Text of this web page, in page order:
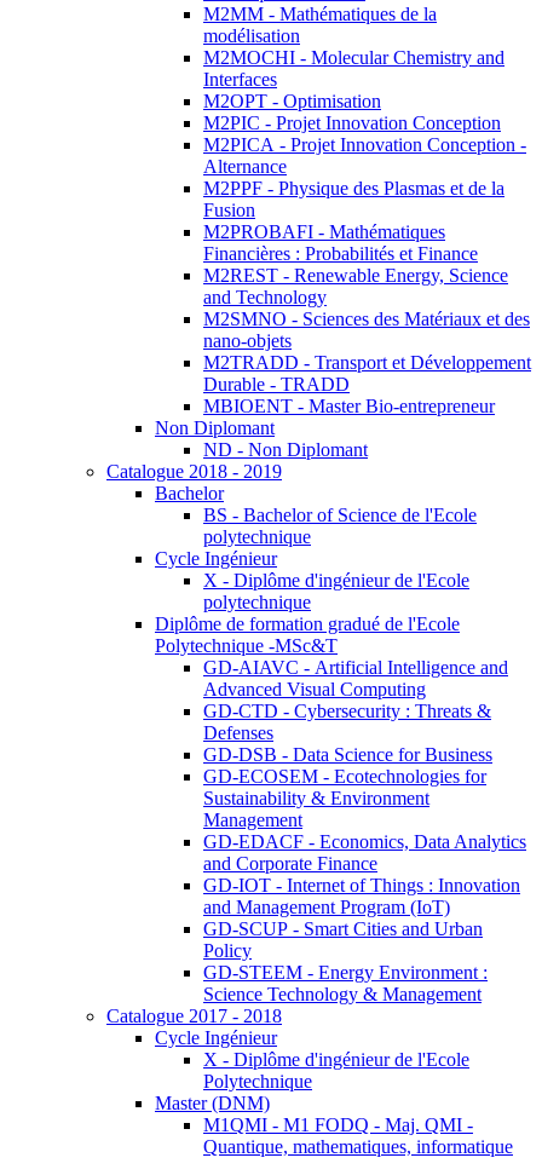
M2MM - Mathématiques de la
modélisation
M2MOCHI - Molecular Chemistry and
Interfaces
M2OPT - Optimisation
M2PIC - Projet Innovation Conception
M2PICA - Projet Innovation Conception -
Alternance
M2PPF - Physique des Plasmas et de la
Fusion
M2PROBAFI - Mathématiques
Financières : Probabilités et Finance
M2REST - Renewable Energy, Science
and Technology
M2SMNO - Sciences des Matériaux et des
nano-objets
M2TRADD - Transport et Développement
Durable - TRADD
MBIOENT - Master Bio-entrepreneur
Non Diplomant
ND - Non Diplomant
Catalogue 2018 - 2019
Bachelor
BS - Bachelor of Science de l'Ecole
polytechnique
Cycle Ingénieur
X - Diplôme d'ingénieur de l'Ecole
polytechnique
Diplôme de formation gradué de l'Ecole
Polytechnique -MSc&T
GD-AIAVC - Artificial Intelligence and
Advanced Visual Computing
GD-CTD - Cybersecurity : Threats &
Defenses
GD-DSB - Data Science for Business
GD-ECOSEM - Ecotechnologies for
Sustainability & Environment
Management
GD-EDACF - Economics, Data Analytics
and Corporate Finance
GD-IOT - Internet of Things : Innovation
and Management Program (IoT)
GD-SCUP - Smart Cities and Urban
Policy
GD-STEEM - Energy Environment :
Science Technology & Management
Catalogue 2017 - 2018
Cycle Ingénieur
X - Diplôme d'ingénieur de l'Ecole
Polytechnique
Master (DNM)
M1QMI - M1 FODQ - Maj. QMI -
Quantique, mathematiques, informatique